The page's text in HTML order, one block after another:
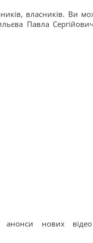
власників. Ви
Павла
анонси нових